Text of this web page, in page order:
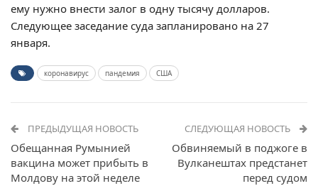
ему нужно внести залог в одну тысячу долларов.
Следующее заседание суда запланировано на 27
января.
коронавирус пандемия США
ПРЕДЫДУЩАЯ НОВОСТЬ
Обещанная Румынией
вакцина может прибыть в
Молдову на этой неделе
СЛЕДУЮЩАЯ НОВОСТЬ
Обвиняемый в поджоге в
Вулканештах предстанет
перед судом